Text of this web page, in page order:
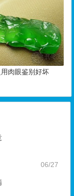
肉眼鉴别好坏
06/27